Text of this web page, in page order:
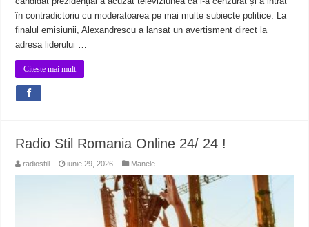
în contradictoriu cu moderatoarea pe mai multe subiecte politice. La
finalul emisiunii, Alexandrescu a lansat un avertisment direct la
adresa liderului …
Citeste mai mult
Radio Stil Romania Online 24/ 24 !
radiostill iunie 29, 2026 Manele